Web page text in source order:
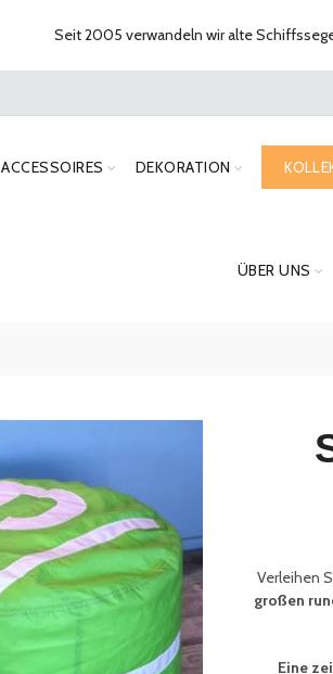
ACCESSOIRES DEKORATION
ÜBER UNS
Verleihen
großen
Eine
Seit 2005 verwandeln wir alte